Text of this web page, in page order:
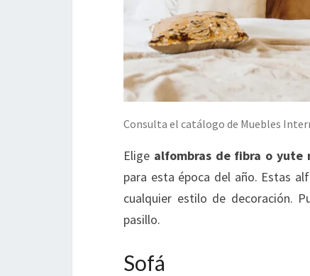
Consulta el catálogo de Muebles
Elige alfombras de fibra o yute
para esta época del año. Estas
cualquier estilo de decoración.
pasillo.
Sofá